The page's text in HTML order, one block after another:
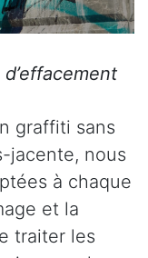
graffiti sans
jacente, nous
à chaque
et la
traiter les